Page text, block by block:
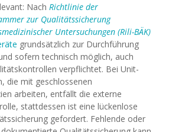
Nach Richtlinie der
zur Qualitätssicherung
Untersuchungen (Rili-BÄK)
grundsätzlich zur Durchführung
sofern technisch möglich, auch
verpflichtet. Bei Unit-
die mit geschlossenen
arbeiten, entfällt die externe
stattdessen ist eine lückenlose
gefordert. Fehlende oder